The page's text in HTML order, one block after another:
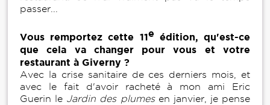
passer...
Vous remportez cette 11e édition, qu'est-ce
que cela va changer pour vous et votre
restaurant à Giverny ?
Avec la crise sanitaire de ces derniers mois, et
avec le fait d'avoir racheté à mon ami Eric
Guerin le Jardin des plumesen janvier, je pense